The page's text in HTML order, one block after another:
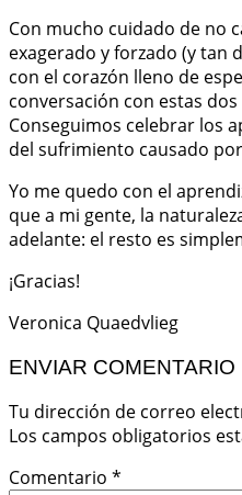
Con mucho cuidado de no
exagerado y forzado (y tan
con el corazón lleno de
conversación con estas
Conseguimos celebrar los
del sufrimiento causado
Yo me quedo con el
que a mi gente, la
adelante: el resto es
¡Gracias!
Veronica Quaedvlieg
ENVIAR COMENTARIO
Tu dirección de correo
Los campos obligatorios
Comentario *